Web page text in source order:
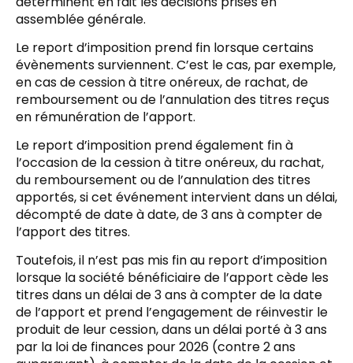
assemblée générale.
Le report d’imposition prend fin lorsque certains
évènements surviennent. C’est le cas, par exemple,
en cas de cession à titre onéreux, de rachat, de
remboursement ou de l’annulation des titres reçus
en rémunération de l’apport.
Le report d’imposition prend également fin à
l’occasion de la cession à titre onéreux, du rachat,
du remboursement ou de l’annulation des titres
apportés, si cet événement intervient dans un délai,
décompté de date à date, de 3 ans à compter de
l’apport des titres.
Toutefois, il n’est pas mis fin au report d’imposition
lorsque la société bénéficiaire de l’apport cède les
titres dans un délai de 3 ans à compter de la date
de l’apport et prend l’engagement de réinvestir le
produit de leur cession, dans un délai porté à 3 ans
par la loi de finances pour 2026 (contre 2 ans